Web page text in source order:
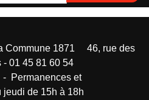
Commune 1871 46, rue des
01 45 81 60 54
- Permanences et
jeudi de 15h à 18h